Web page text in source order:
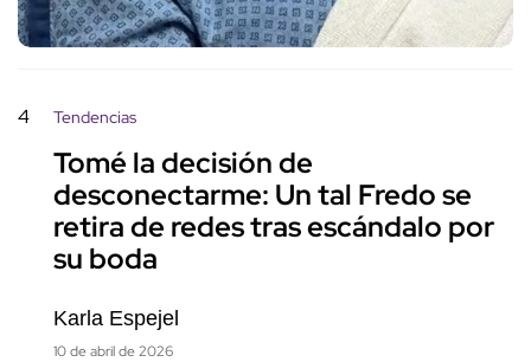
4 Tendencias
Tomé la decisión de
desconectarme: Un tal Fredo se
retira de redes tras escándalo por
su boda
Karla Espejel
10 de abril de 2026